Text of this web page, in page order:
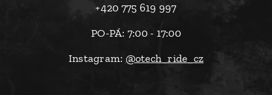
+420 775 619 997
PO-PÁ: 7:00 - 17:00
Instagram: @otech_ride_cz